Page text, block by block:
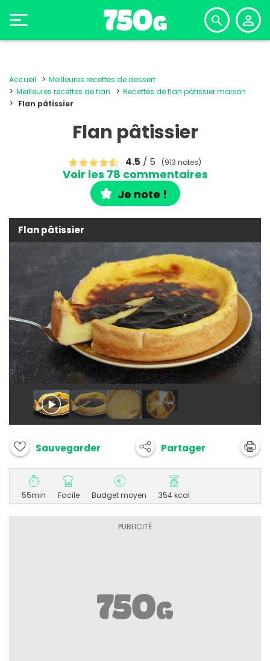
Accueil
Meilleures recettes de dessert
Meilleures recettes de flan
Recettes de flan pâtissier maison
Flan pâtissier
Flan pâtissier
4.5 / 5 (913 notes)
Voir les 78 commentaires
Je note !
Flan pâtissier
Sauvegarder Partager
55min Facile Budget moyen 354 kcal